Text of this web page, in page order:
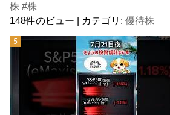
株 #株
148件のビュー | カテゴリ:優待株